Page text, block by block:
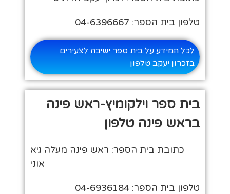
טלפון בית הספר: 04-6396667
לכל המידע על בית ספר ישיבה לצעירים
בזכרון יעקב טלפון
בית ספר וילקומיץ-ראש פינה
בראש פינה טלפון
כתובת בית הספר: ראש פינה מעלה גיא
אוני
טלפון בית הספר: 04-6936184